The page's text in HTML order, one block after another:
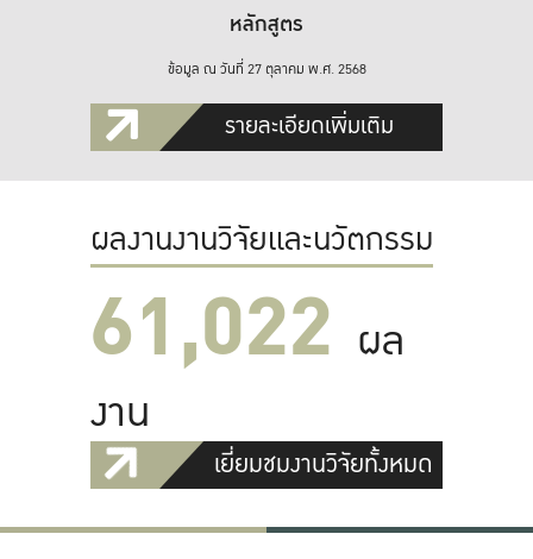
หลักสูตร
ข้อมูล ณ วันที่ 27 ตุลาคม พ.ศ. 2568
รายละเอียดเพิ่มเติม
ผลงานงานวิจัยและนวัตกรรม
61,022 ผล
งาน
เยี่ยมชมงานวิจัยทั้งหมด